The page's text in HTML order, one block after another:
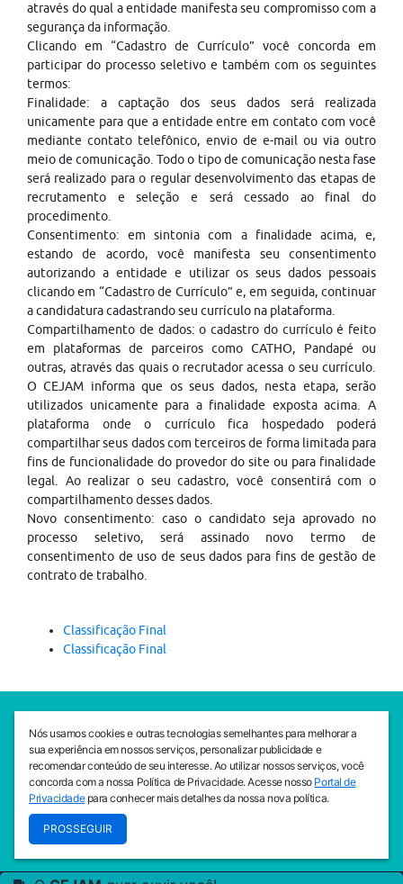
através do qual a entidade manifesta seu compromisso com a
segurança da informação.
Clicando em “Cadastro de Currículo” você concorda em
participar do processo seletivo e também com os seguintes
termos:
Finalidade: a captação dos seus dados será realizada
unicamente para que a entidade entre em contato com você
mediante contato telefônico, envio de e-mail ou via outro
meio de comunicação. Todo o tipo de comunicação nesta fase
será realizado para o regular desenvolvimento das etapas de
recrutamento e seleção e será cessado ao final do
procedimento.
Consentimento: em sintonia com a finalidade acima, e,
estando de acordo, você manifesta seu consentimento
autorizando a entidade e utilizar os seus dados pessoais
clicando em “Cadastro de Currículo” e, em seguida, continuar
a candidatura cadastrando seu currículo na plataforma.
Compartilhamento de dados: o cadastro do currículo é feito
em plataformas de parceiros como CATHO, Pandapé ou
outras, através das quais o recrutador acessa o seu currículo.
O CEJAM informa que os seus dados, nesta etapa, serão
utilizados unicamente para a finalidade exposta acima. A
plataforma onde o currículo fica hospedado poderá
compartilhar seus dados com terceiros de forma limitada para
fins de funcionalidade do provedor do site ou para finalidade
legal. Ao realizar o seu cadastro, você consentirá com o
compartilhamento desses dados.
Novo consentimento: caso o candidato seja aprovado no
processo seletivo, será assinado novo termo de
consentimento de uso de seus dados para fins de gestão de
contrato de trabalho.
Classificação Final
Classificação Final
SEDE CEJAM
Av. da Liberdade, 765, Liberdade, São Paulo, 01503-001
(11) 3469 - 1818
INSTITUTO CEJAM
Av. da Liberdade, 765, Liberdade, São Paulo, 01503-001
Nós usamos cookies e outras tecnologias semelhantes para melhorar a
sua experiência em nossos serviços, personalizar publicidade e
recomendar conteúdo de seu interesse. Ao utilizar nossos serviços, você
concorda com a nossa Política de Privacidade. Acesse nosso Portal de
Privacidadepara conhecer mais detalhes da nossa nova política.
PROSSEGUIR